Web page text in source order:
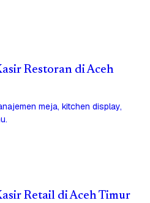
Restoran di Aceh
meja, kitchen display,
Retail di Aceh Timur